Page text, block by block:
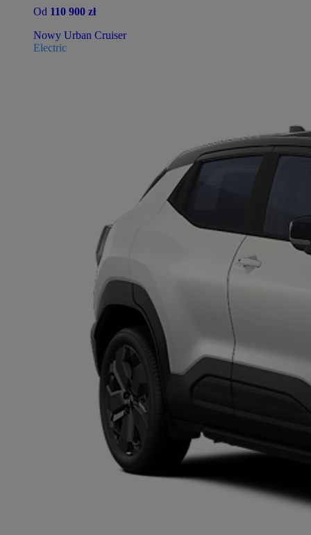
Od 110 900 zł
Nowy Urban Cruiser
Electric